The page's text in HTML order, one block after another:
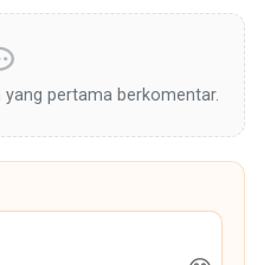
pertama berkomentar.